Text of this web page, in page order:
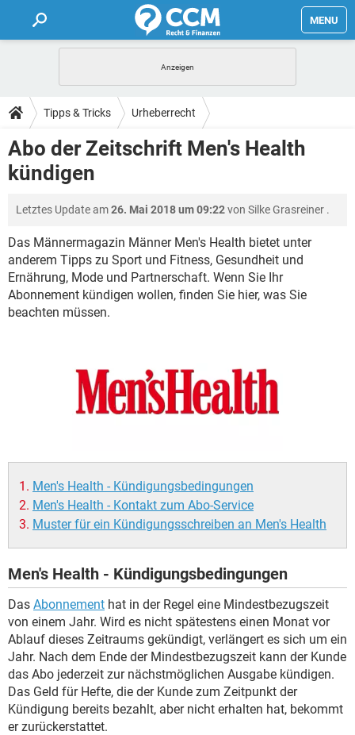
MENU
FORUM
TIPPS
LEXIKON
Tipps & Tricks Urheberrecht
Abo der Zeitschrift Men's Health
kündigen
Letztes Update am26. Mai 2018 um 09:22von Silke Grasreiner .
Das Männermagazin Männer Men's Health bietet unter
anderem Tipps zu Sport und Fitness, Gesundheit und
Ernährung, Mode und Partnerschaft. Wenn Sie Ihr
Abonnement kündigen wollen, finden Sie hier, was Sie
beachten müssen.
Men's Health - Kündigungsbedingungen
Men's Health - Kontakt zum Abo-Service
Muster für ein Kündigungsschreiben an Men's Health
Men's Health - Kündigungsbedingungen
Das Abonnement hat in der Regel eine Mindestbezugszeit
von einem Jahr. Wird es nicht spätestens einen Monat vor
Ablauf dieses Zeitraums gekündigt, verlängert es sich um ein
Jahr. Nach dem Ende der Mindestbezugszeit kann der Kunde
das Abo jederzeit zur nächstmöglichen Ausgabe kündigen.
Das Geld für Hefte, die der Kunde zum Zeitpunkt der
Kündigung bereits bezahlt, aber nicht erhalten hat, bekommt
er zurückerstattet.